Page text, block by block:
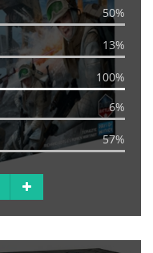
50%
13%
100%
6%
57%